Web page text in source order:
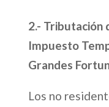
2.- Tributación
Impuesto
Grandes
Los no